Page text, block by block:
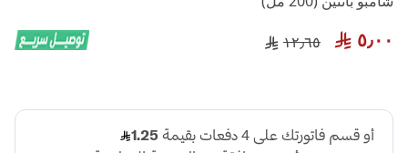
٥٫٠٠ ١٢٫٦٥